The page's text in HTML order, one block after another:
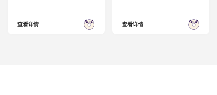
查看详情 查看详情